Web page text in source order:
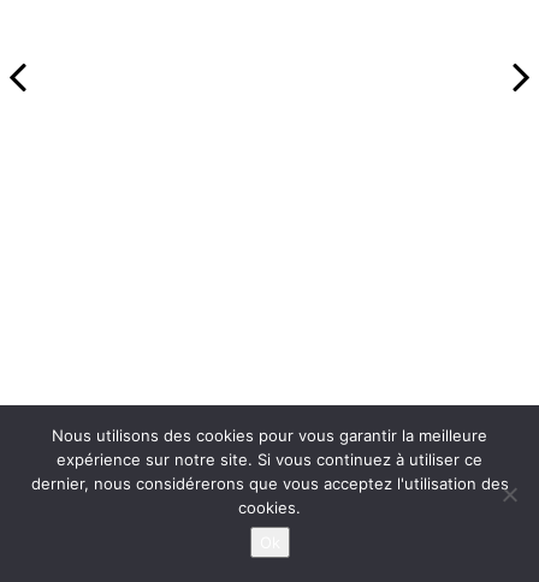
Nous utilisons des cookies pour vous garantir la meilleure
expérience sur notre site. Si vous continuez à utiliser ce
dernier, nous considérerons que vous acceptez l'utilisation des
cookies.